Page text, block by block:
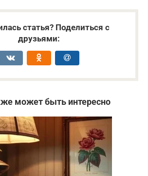
статья? Поделиться с
друзьями:
может быть интересно